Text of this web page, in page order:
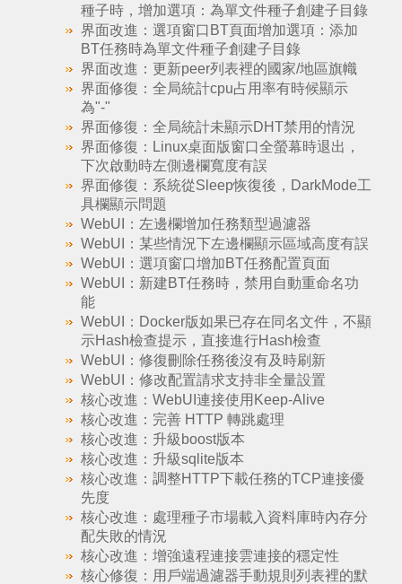
種子時，增加選項：為單文件種子創建子目錄
界面改進：選項窗口BT頁面增加選項：添加
BT任務時為單文件種子創建子目錄
界面改進：更新peer列表裡的國家/地區旗幟
界面修復：全局統計cpu占用率有時候顯示
為"-"
界面修復：全局統計未顯示DHT禁用的情況
界面修復：Linux桌面版窗口全螢幕時退出，
下次啟動時左側邊欄寬度有誤
界面修復：系統從Sleep恢復後，DarkMode工
具欄顯示問題
WebUI：左邊欄增加任務類型過濾器
WebUI：某些情況下左邊欄顯示區域高度有誤
WebUI：選項窗口增加BT任務配置頁面
WebUI：新建BT任務時，禁用自動重命名功
能
WebUI：Docker版如果已存在同名文件，不顯
示Hash檢查提示，直接進行Hash檢查
WebUI：修復刪除任務後沒有及時刷新
WebUI：修改配置請求支持非全量設置
核心改進：WebUI連接使用Keep-Alive
核心改進：完善 HTTP 轉跳處理
核心改進：升級boost版本
核心改進：升級sqlite版本
核心改進：調整HTTP下載任務的TCP連接優
先度
核心改進：處理種子市場載入資料庫時內存分
配失敗的情況
核心改進：增強遠程連接雲連接的穩定性
核心修復：用戶端過濾器手動規則列表裡的默